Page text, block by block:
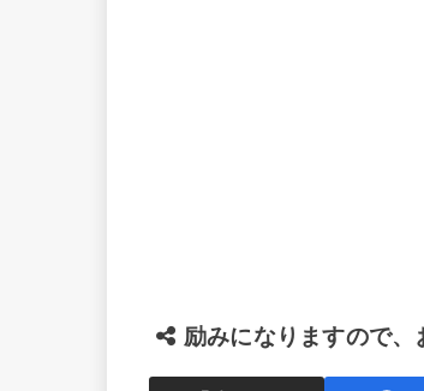
励みになりますので、